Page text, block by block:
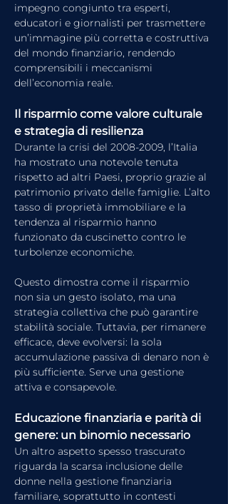
impegno congiunto tra esperti,
educatori e giornalisti per trasmettere
un’immagine più corretta e costruttiva
del mondo finanziario, rendendo
comprensibili i meccanismi
dell’economia reale.
Il risparmio come valore culturale
e strategia di resilienza
Durante la crisi del 2008-2009, l’Italia
ha mostrato una notevole tenuta
rispetto ad altri Paesi, proprio grazie al
patrimonio privato delle famiglie. L’alto
tasso di proprietà immobiliare e la
tendenza al risparmio hanno
funzionato da cuscinetto contro le
turbolenze economiche.
Questo dimostra come il risparmio
non sia un gesto isolato, ma una
strategia collettiva che può garantire
stabilità sociale. Tuttavia, per rimanere
efficace, deve evolversi: la sola
accumulazione passiva di denaro non è
più sufficiente. Serve una gestione
attiva e consapevole.
Educazione finanziaria e parità di
genere: un binomio necessario
Un altro aspetto spesso trascurato
riguarda la scarsa inclusione delle
donne nella gestione finanziaria
familiare, soprattutto in contesti